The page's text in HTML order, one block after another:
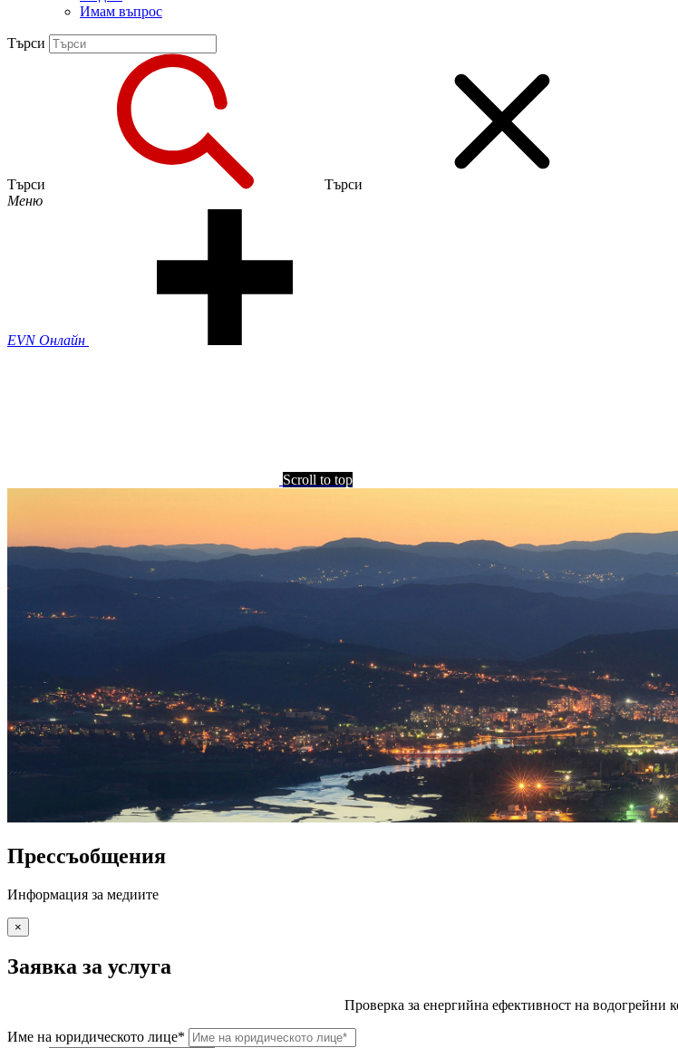
Имам въпрос
Търси
Търси
Търси
Меню
EVN Онлайн
Scroll to top
Прессъобщения
Информация за медиите
×
Заявка за услуга
Проверка за енергийна ефективност на водогрейни
Име на юридическото лице*